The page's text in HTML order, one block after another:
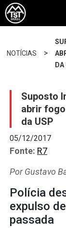
NOTÍCIAS >
Suposto
abrir
da USP
05/12/2017
Fonte: R7
Por Gustavo
Polícia
expulso
passada